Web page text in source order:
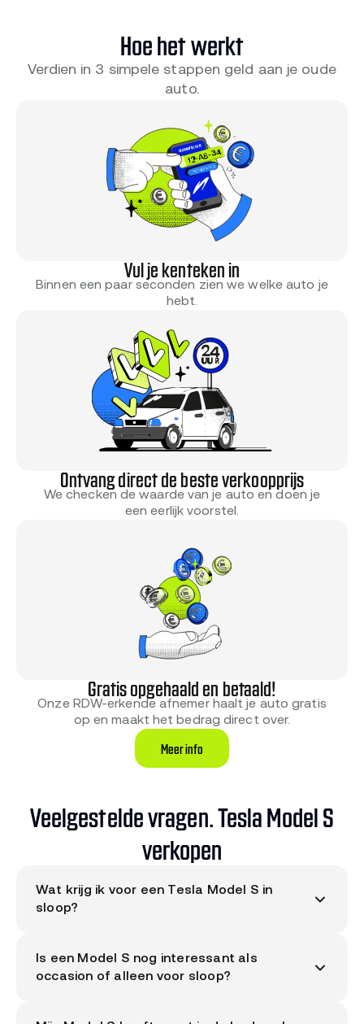
Hoe het werkt
Verdien in 3 simpele stappen geld aan je oude
auto.
Vul je kenteken in
Binnen een paar seconden zien we welke auto je
hebt.
Ontvang direct de beste verkoopprijs
We checken de waarde van je auto en doen je
een eerlijk voorstel.
Gratis opgehaald en betaald!
Onze RDW-erkende afnemer haalt je auto gratis
op en maakt het bedrag direct over.
Meer info
Veelgestelde vragen. Tesla Model S
verkopen
Wat krijg ik voor een Tesla Model S in
sloop?
Ons systeem berekent het bedrag op basis van
staat, bouwjaar, motor, kilometerstand, werkende
Is een Model S nog interessant als
occasion of alleen voor sloop?